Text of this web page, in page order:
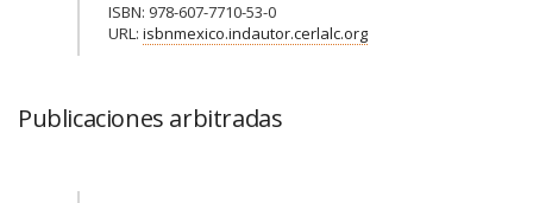
ISBN: 978-607-7710-53-0
URL: isbnmexico.indautor.cerlalc.org
Publicaciones arbitradas